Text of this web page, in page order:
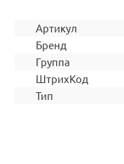
Артикул
Бренд
Группа
ШтрихКод
Тип